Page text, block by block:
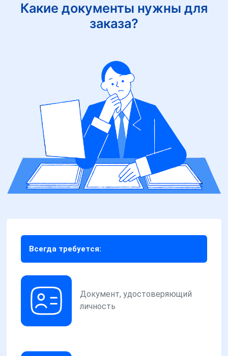
Какие документы нужны для
заказа?
Всегда требуется:
Документ, удостоверяющий
личность